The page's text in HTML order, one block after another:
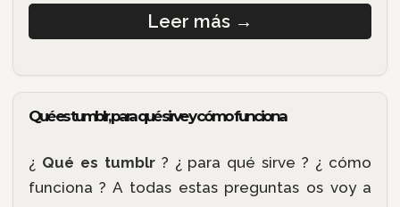
Leer más →
Qué es tumblr, para qué sirve y cómo funciona
¿ Qué es tumblr? ¿ para qué sirve ? ¿ cómo
funciona ? A todas estas preguntas os voy a